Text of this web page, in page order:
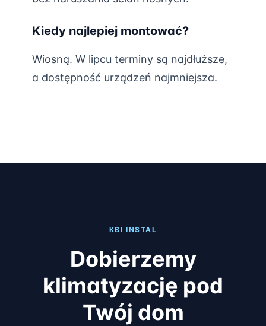
Kiedy najlepiej montować?
Wiosną. W lipcu terminy są najdłuższe,
a dostępność urządzeń najmniejsza.
KBI INSTAL
Dobierzemy
klimatyzację pod
Twój dom